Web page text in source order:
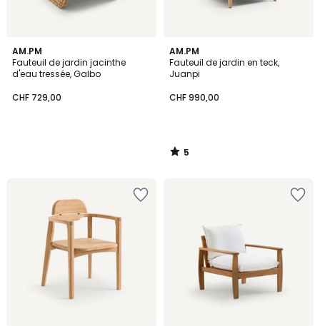
AM.PM
Fauteuil de jardin jacinthe
d'eau tressée, Galbo
CHF 729,00
AM.PM
Fauteuil de jardin en teck,
Juanpi
CHF 990,00
5
/
5
5
/